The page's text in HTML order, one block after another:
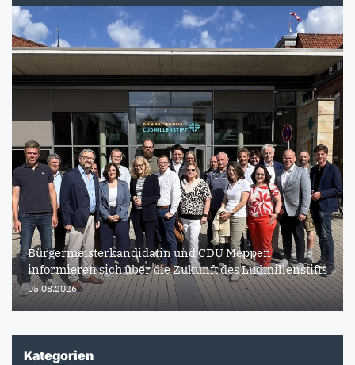
Bürgermeisterkandidatin und CDU Meppen
informieren sich über die Zukunft des Ludmillenstifts
05.08.2026
Kategorien